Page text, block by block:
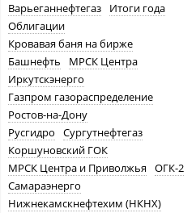
Варьеганнефтегаз
Итоги года
Облигации
Кровавая баня на бирже
Башнефть
МРСК Центра
Иркутскэнерго
Газпром газораспределение
Ростов-на-Дону
Русгидро
Сургутнефтегаз
Коршуновский ГОК
МРСК Центра и Приволжья ОГК-2
Самараэнерго
Нижнекамскнефтехим (НКНХ)